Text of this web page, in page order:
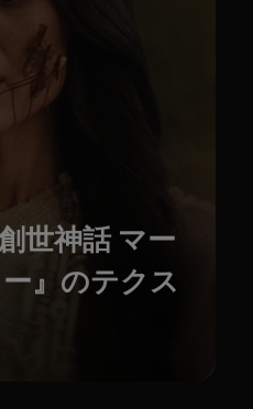
世神話 マー
』のテクス